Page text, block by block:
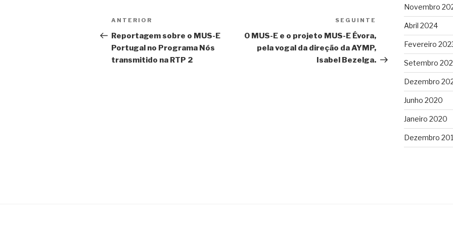
Navegação
de
artigos
Conteúdo
anterior
ANTERIOR
Reportagem sobre o MUS-E
Portugal no Programa Nós
transmitido na RTP 2
Conteúdo
seguinte
SEGUINTE
O MUS-E e o projeto MUS-E Évora,
pela vogal da direção da AYMP,
Isabel Bezelga.
Novembro
Abril 2024
Fevereiro
Setembro
Dezembro
Junho 2020
Janeiro 2020
Dezembro